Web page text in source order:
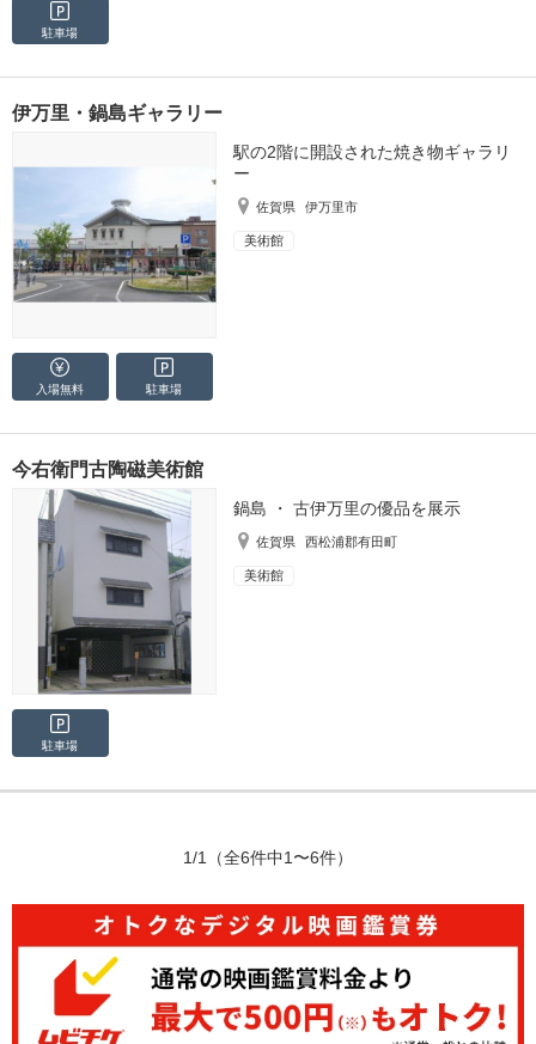
駐車場
伊万里・鍋島ギャラリー
駅の2階に開設された焼き物ギャラリ
ー
佐賀県 伊万里市
美術館
入場無料 駐車場
今右衛門古陶磁美術館
鍋島 ・ 古伊万里の優品を展示
佐賀県 西松浦郡有田町
美術館
駐車場
1/1 （全6件中1〜6件）